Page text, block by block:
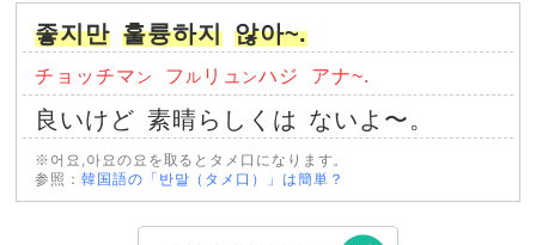
좋지만 훌륭하지 않아~.
チョッチマ ン フ ル リュ ンハジ アナ~.
良いけど 素晴らしくは ないよ〜。
※어요,아요の요を取るとタメ口になります。
参照：韓国語の「반말（タメ口）」は簡単？